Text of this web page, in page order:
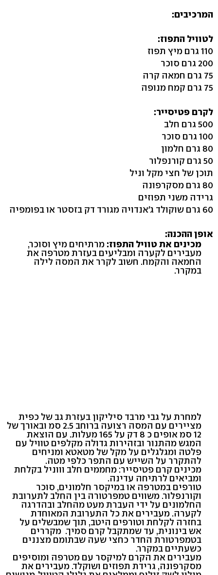
המרכיבים:
לטוויל התפוז:
110 גרם מיץ תפוז
200 גרם סוכר
75 גרם חמאה קרה
75 גרם קמח מנופה
לקרם פטיסייר:
500 גרם חלב
100 גרם סוכר
80 גרם חלמון
50 גרם קורנפלור
תוכן של חצי מקל וניל
80 גרם מסקרפונה
גרידה משני תפוזים
60 גרם שוקולד ג'אנדויה מגורד דק בזסטר או בפומפיה
אופן ההכנה:
מכינים את טוויל התפוז: מרתיחים מיץ וסוכר,
מעבירים לקערה ומבליעים בעזרת מטרפה את
החמאה והקמח. חשוב לקרר את המסה לילה
במקרר.
למחרת על גבי מרבד סיליקון בעזרת גב של כפית
מציירים עם המסה רצועה ברוחב 2.5 סמ ובאורך של
12 סמ אופים כ 8 דק על 165 מעלות. עם הוצאת
המגש מהתנור ובזהירות גדולה מקלפים טוויל עם
פלטה ומגלגלים על מקל של מטאטא ומניחים
להתקרר על השייש עם התפר כלפי מטה.
מכינים קרם פטיסייר: מחממים חלב וווניל בקלחת
ומביאים לרתיחה עדינה.
טורפים במטרפה או במיקסר חלמונים, סוכר
וקורנפלור. משווים טמפרטורה בין החלב לתערובת
החלמונים על ידי העברת מעט מהחלב ובהדרגה
לקערה. מעבירים את כל התערובת המאוחדת
בחזרה לקלחת וטורפים היטב, תוך שמבשלים על
אש בינונית, עד שמתקבל קרם סמיך. מקררים
בטמפרטורת החדר כחצי שעה שבתומם מצננים
כשעתיים במקרר.
מעבירים את הקרם למיקסר עם מטרפה ומוסיפים
מסקרפונה, גרידת תפוזים ושוקלד. מעבירים את